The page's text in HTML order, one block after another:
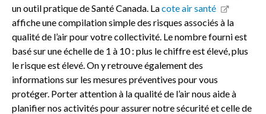
un outil pratique de Santé Canada. Lacote air santé
affiche une compilation simple des risques associés à la
qualité de l’air pour votre collectivité. Le nombre fourni est
basé sur une échelle de 1 à 10 : plus le chiffre est élevé, plus
le risque est élevé. On y retrouve également des
informations sur les mesures préventives pour vous
protéger. Porter attention à la qualité de l’air nous aide à
planifier nos activités pour assurer notre sécurité et celle de